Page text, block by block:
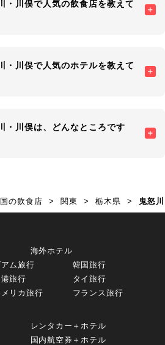
・川俣で人気の飲食店を教えて
・川俣で人気のホテルを教えて
・川俣は、どんなところです
の飲食店 関東 栃木県 鬼怒
海外ホテル
アム旅行
韓国旅行
旅行
タイ旅行
メリカ旅行 フランス旅行
レンタカー＋ホテル
国内航空券＋ホテル